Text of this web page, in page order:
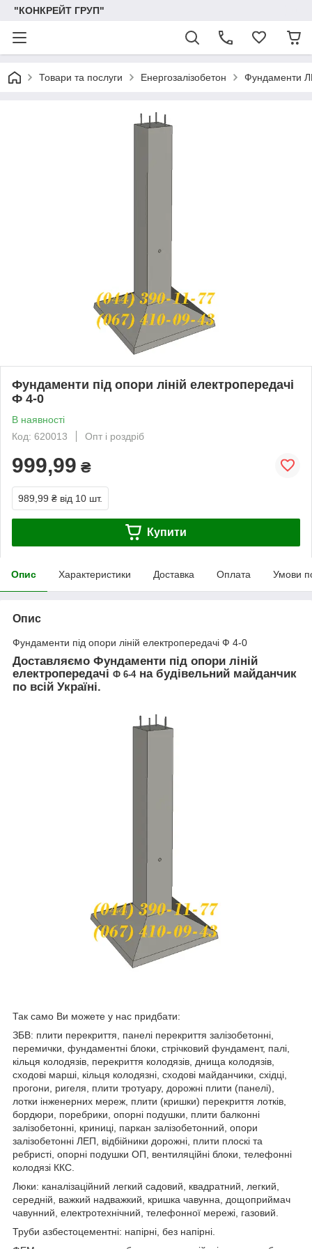
"КОНКРЕЙТ ГРУП"
Товари та послуги Енергозалізобетон Фундаменти
Фундаменти під опори ліній електропередачі
Ф 4-0
В наявності
Код: 620013
Опт і роздріб
999,99 ₴
989,99 ₴ від 10 шт.
Купити
Опис Характеристики Доставка Оплата Умови
Опис
Фундаменти під опори ліній електропередачі Ф 4-0
Доставляємо Фундаменти під опори ліній
електропередачі Ф 6-4на будівельний майданчик
по всій Україні.
Так само Ви можете у нас придбати:
ЗБВ: плити перекриття, панелі перекриття залізобетонні,
перемички, фундаментні блоки, стрічковий фундамент, палі,
кільця колодязів, перекриття колодязів, днища колодязів,
сходові марші, кільця колодязні, сходові майданчики, східці,
прогони, ригеля, плити тротуару, дорожні плити (панелі),
лотки інженерних мереж, плити (кришки) перекриття лотків,
бордюри, поребрики, опорні подушки, плити балконні
залізобетонні, криниці, паркан залізобетонний, опори
залізобетонні ЛЕП, відбійники дорожні, плити плоскі та
ребристі, опорні подушки ОП, вентиляційні блоки, телефонні
колодязі ККС.
Люки: каналізаційний легкий садовий, квадратний, легкий,
середній, важкий надважкий, кришка чавунна, дощоприймач
чавунний, електротехнічний, телефонної мережі, газовий.
Труби азбестоцементні: напірні, без напірні.